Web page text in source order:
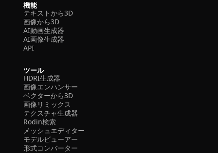
機能
テキストから3D
画像から3D
AI動画生成器
AI画像生成器
API
ツール
HDRI生成器
画像エンハンサー
ベクターから3D
画像リミックス
テクスチャ生成器
Rodin検索
メッシュエディター
モデルビューアー
形式コンバーター